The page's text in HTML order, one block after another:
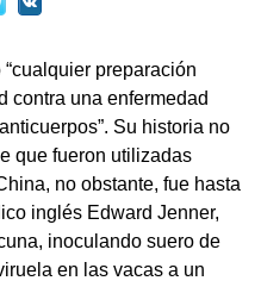
preparación
contra una enfermedad
Su historia no
que fueron utilizadas
no obstante, fue hasta
inglés Edward Jenner,
inoculando suero de
en las vacas a un